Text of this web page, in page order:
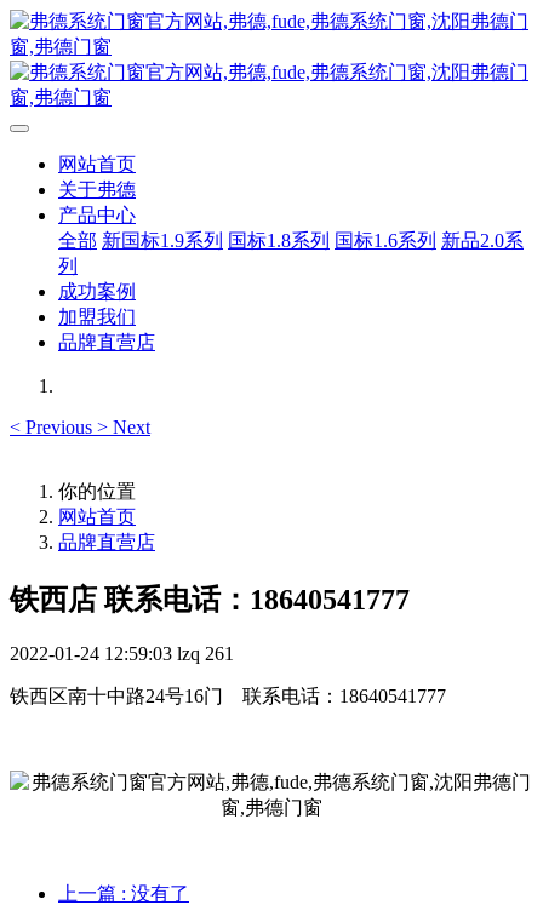
网站首页
关于弗德
产品中心
全部 新国标1.9系列 国标1.8系列 国标1.6系列 新品2.0系
列
成功案例
加盟我们
品牌直营店
< Previous > Next
你的位置
网站首页
品牌直营店
铁西店 联系电话：18640541777
2022-01-24 12:59:03 lzq 261
铁西区南十中路24号16门 联系电话：18640541777
上一篇 : 没有了